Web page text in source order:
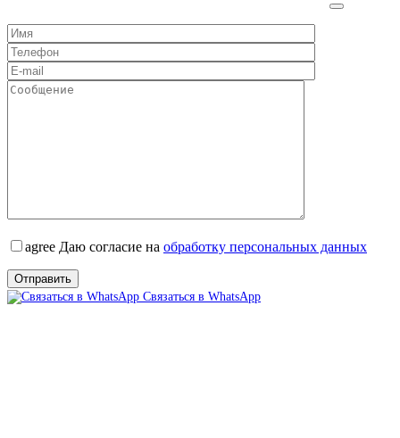
agree Даю согласие на обработку персональных данных
Связаться в WhatsApp